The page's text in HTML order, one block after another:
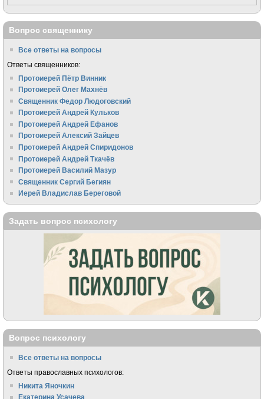
Вопрос священнику
Все ответы на вопросы
Ответы священников:
Протоиерей Пётр Винник
Протоиерей Олег Махнёв
Священник Федор Людоговский
Протоиерей Андрей Кульков
Протоиерей Андрей Ефанов
Протоиерей Алексий Зайцев
Протоиерей Андрей Спиридонов
Протоиерей Андрей Ткачёв
Протоиерей Василий Мазур
Священник Сергий Бегиян
Иерей Владислав Береговой
Задать вопрос психологу
Вопрос психологу
Все ответы на вопросы
Ответы православных психологов:
Никита Яночкин
Екатерина Усачева